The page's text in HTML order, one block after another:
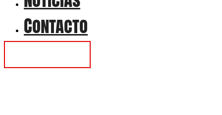
Contacto